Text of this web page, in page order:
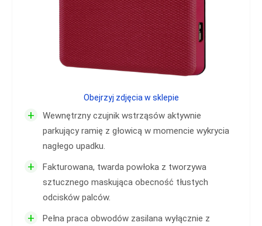
+
Wewnętrzny czujnik wstrząsów aktywnie
parkujący ramię z głowicą w momencie wykrycia
nagłego upadku.
+
Fakturowana, twarda powłoka z tworzywa
sztucznego maskująca obecność tłustych
odcisków palców.
+
Pełna praca obwodów zasilana wyłącznie z
Obejrzyj zdjęcia w sklepie